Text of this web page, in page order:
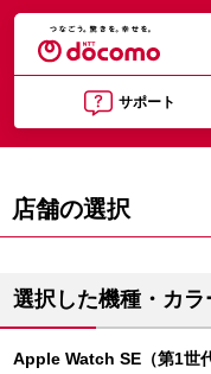
サポート
店舗の選択
選択した機種・カラ
Apple Watch SE（第1世